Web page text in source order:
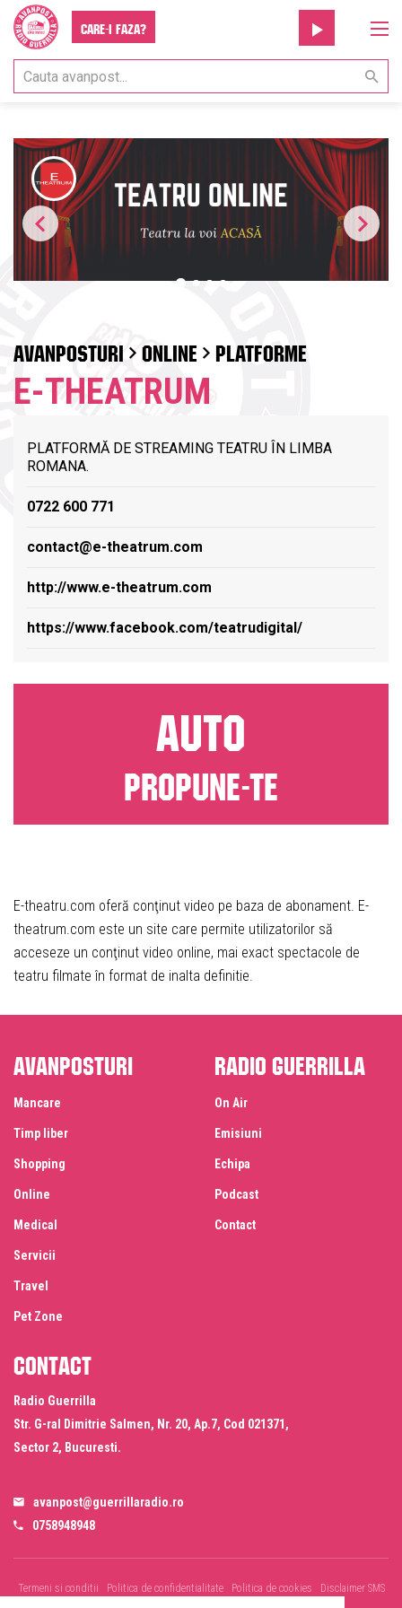
Care-i faza?
AVANPOSTURI ONLINE PLATFORME
E-THEATRUM
PLATFORMĂ DE STREAMING TEATRU ÎN LIMBA
ROMANA.
0722 600 771
contact@e-theatrum.com
http://www.e-theatrum.com
https://www.facebook.com/teatrudigital/
AUTO
PROPUNE-TE
E-theatru.com oferă conţinut video pe baza de abonament. E-
theatrum.com este un site care permite utilizatorilor să
acceseze un conţinut video online, mai exact spectacole de
teatru filmate în format de inalta definitie.
Avanposturi
Mancare
Timp liber
Shopping
Online
Medical
Servicii
Travel
Pet Zone
Radio Guerrilla
On Air
Emisiuni
Echipa
Podcast
Contact
Contact
Radio Guerrilla
Str. G-ral Dimitrie Salmen, Nr. 20, Ap.7, Cod 021371,
Sector 2, Bucuresti.
avanpost@guerrillaradio.ro
0758948948
Termeni si conditii Politica de confidentialitate Politica de cookies
Disclaimer SMS